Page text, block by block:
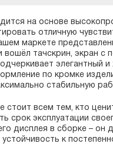
на основе
отличную
маркете
тачскрин, экран с
элегантный
по кромке
стабильную
стоит всем тем, кто
срок эксплуатации
дисплея в сборке – он
к